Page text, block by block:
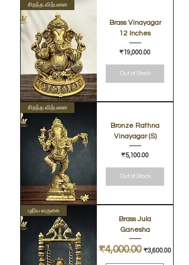
சிறந்த விற்பனை
Brass Vinayagar
12 Inches
Price
₹19,000.00
Out of Stock
சிறந்த விற்பனை
Bronze Rathna
Vinayagar (S)
Price
₹5,100.00
Out of Stock
புதிய வருகை
Brass Jula
Ganesha
Regular Price
₹4,000.00 Sale Price
₹3,600.00